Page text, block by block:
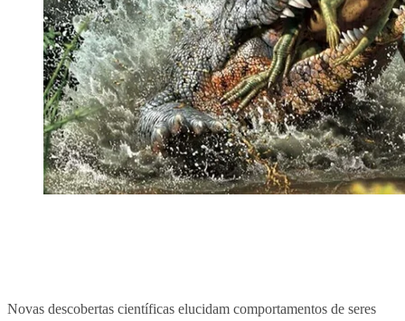
Novas descobertas científicas elucidam comportamentos de seres